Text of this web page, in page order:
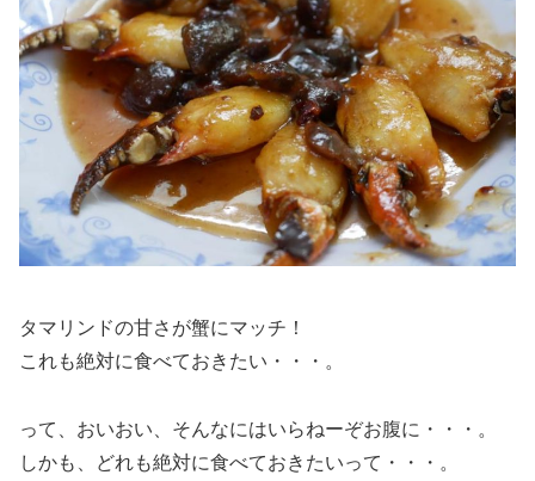
タマリンドの甘さが蟹にマッチ！
これも絶対に食べておきたい・・・。
って、おいおい、そんなにはいらねーぞお腹に・・・。
しかも、どれも絶対に食べておきたいって・・・。